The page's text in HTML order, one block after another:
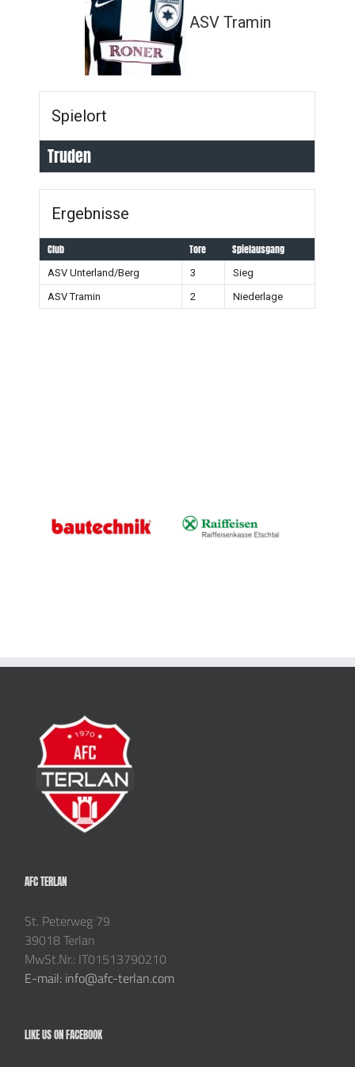
ASV Tramin
Spielort
Truden
Ergebnisse
Club Tore Spielausgang
ASV Unterland/Berg 3
Sieg
ASV Tramin
2 Niederlage
AFC TERLAN
St. Peterweg 79
39018 Terlan
MwSt.Nr.: IT01513790210
E-mail: info@afc-terlan.com
LIKE US ON FACEBOOK